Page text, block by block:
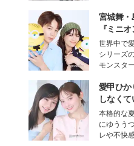
取締役兼
ター・茅
個性に寄
衣装作り
気と自信
宮城舞
『ミニ
ズ』の魅
だけじ
動
世界中で
シリーズ
モンスタ
ニオン好
デルの宮
談をお届
ら、今作
の感動を
ーについ
愛甲ひか
しなく
対策”の
本格的な
にゆうう
レや不快